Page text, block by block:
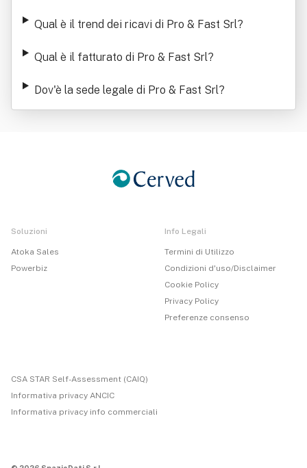
Qual è il trend dei ricavi di Pro & Fast Srl?
Qual è il fatturato di Pro & Fast Srl?
Dov'è la sede legale di Pro & Fast Srl?
Soluzioni
Atoka Sales
Powerbiz
Info Legali
Termini di Utilizzo
Condizioni d'uso/Disclaimer
Cookie Policy
Privacy Policy
Preferenze consenso
CSA STAR Self-Assessment (CAIQ)
Informativa privacy ANCIC
Informativa privacy info commerciali